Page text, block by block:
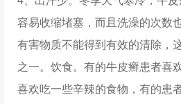
容易收缩堵塞，而且洗澡的次数
有害物质不能得到有效的清除，
之一。饮食。有的牛皮癣患者喜
喜欢吃一些辛辣的食物，有的患